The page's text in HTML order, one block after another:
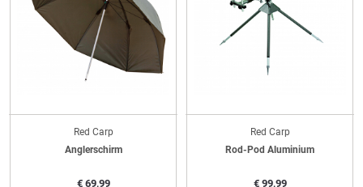
Red Carp
Anglerschirm
€69,99
Red Carp
Rod-Pod Aluminium
€99,99